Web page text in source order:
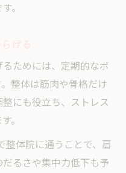
。
ためには、定期的なボ
整体は筋肉や骨格だけ
にも役立ち、ストレス
。
整体院に通うことで、肩
るさや集中力低下も予